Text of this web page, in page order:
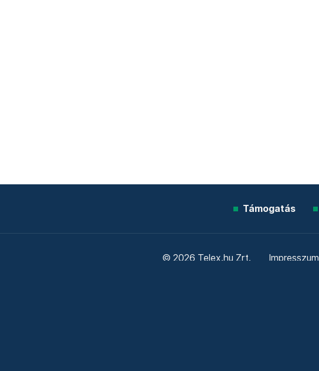
Támogatás
© 2026 Telex.hu Zrt. Impresszum